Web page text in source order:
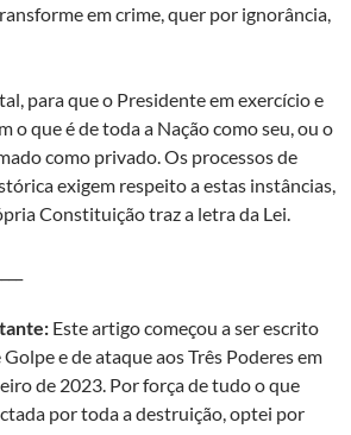
em crime, quer por ignorância,
para que o Presidente em exercício e
o que é de toda a Nação como seu, ou o
como privado. Os processos de
exigem respeito a estas instâncias,
Constituição traz a letra da Lei.
Este artigo começou a ser escrito
e de ataque aos Três Poderes em
de 2023. Por força de tudo o que
por toda a destruição, optei por